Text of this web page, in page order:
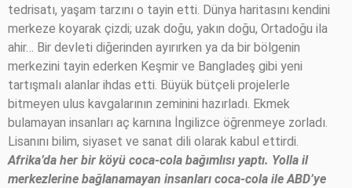
tedrisatı, yaşam tarzını o tayin etti. Dünya haritasını kendini
merkeze koyarak çizdi; uzak doğu, yakın doğu, Ortadoğu ila
ahir… Bir devleti diğerinden ayırırken ya da bir bölgenin
merkezini tayin ederken Keşmir ve Bangladeş gibi yeni
tartışmalı alanlar ihdas etti. Büyük bütçeli projelerle
bitmeyen ulus kavgalarının zeminini hazırladı. Ekmek
bulamayan insanları aç karnına İngilizce öğrenmeye zorladı.
Lisanını bilim, siyaset ve sanat dili olarak kabul ettirdi.
Afrika’da her bir köyü coca-cola bağımlısı yaptı. Yolla il
merkezlerine bağlanamayan insanları coca-cola ile ABD’ye